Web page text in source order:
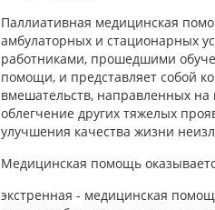
Паллиативная медицинская
амбулаторных и стационарных
работниками, прошедшими
помощи, и представляет собой
вмешательств, направленных на
облегчение других тяжелых
улучшения качества жизни
Медицинская помощь
экстренная - медицинская